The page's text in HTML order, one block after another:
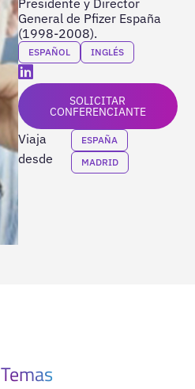
General de Pfizer España
(1998-2008).
ESPAÑOL INGLÉS
SOLICITAR
CONFERENCIANTE
Viaja
desde
ESPAÑA
MADRID
Temas